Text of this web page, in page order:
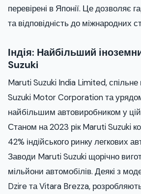
перевірені в Японії. Це дозволяє
та відповідність до міжнародних
Індія: Найбільший
Suzuki
Maruti Suzuki India Limited,
Suzuki Motor Corporation та урядом
найбільшим автовиробником у цій
Станом на 2023 рік Maruti Suzuki
42% індійського ринку легкових
Заводи Maruti Suzuki щорічно
мільйони автомобілів. Деякі з
Dzire та Vitara Brezza,